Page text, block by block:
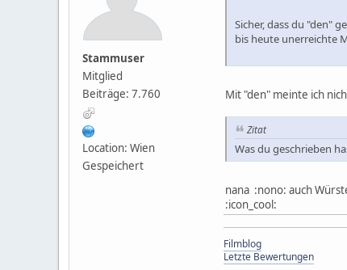
Stammuser
Mitglied
Beiträge: 7.760
Location: Wien
Gespeichert
Sicher, dass du "den"
bis heute unerreichte
Mit "den" meinte ich
Zitat
Was du geschrieben
nana :nono: auch
:icon_cool:
Filmblog
Letzte Bewertungen